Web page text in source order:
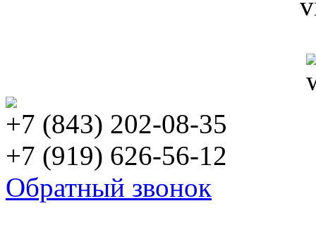
+7 (843) 202-08-35
+7 (919) 626-56-12
Обратный звонок